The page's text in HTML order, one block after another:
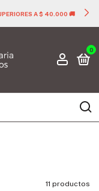
A $ 40.000 🚚
0
11 productos